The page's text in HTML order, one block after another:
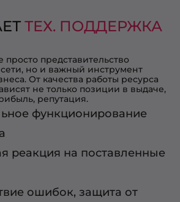
ТЕХ. ПОДДЕРЖКА
просто представительство
но и важный инструмент
От качества работы ресурса
не только позиции в выдаче,
репутация.
функционирование
реакция на поставленные
ошибок, защита от